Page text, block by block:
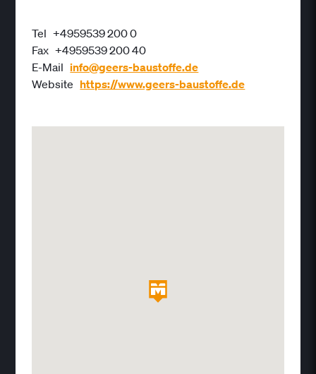
Tel +4959539 200 0
Fax +4959539 200 40
E-Mail info@geers-baustoffe.de
Website https://www.geers-baustoffe.de